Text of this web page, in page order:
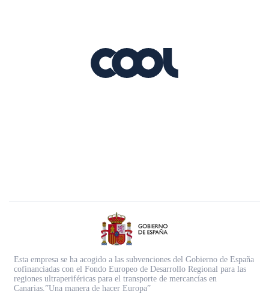
Esta empresa se ha acogido a las subvenciones del Gobierno de España
cofinanciadas con el Fondo Europeo de Desarrollo Regional para las
regiones ultraperiféricas para el transporte de mercancías en
Canarias.”Una manera de hacer Europa”